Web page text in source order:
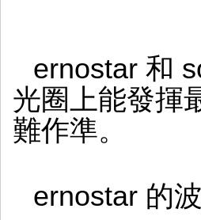
ernostar 和
光圈上能發揮
難作準。
ernostar 的